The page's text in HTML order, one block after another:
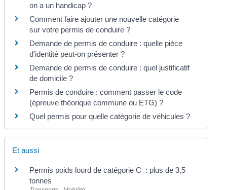
on a un handicap ?
Comment faire ajouter une nouvelle catégorie
sur votre permis de conduire ?
Demande de permis de conduire : quelle pièce
d'identité peut-on présenter ?
Demande de permis de conduire : quel justificatif
de domicile ?
Permis de conduire : comment passer le code
(épreuve théorique commune ou ETG) ?
Quel permis pour quelle catégorie de véhicules ?
Et aussi
Permis poids lourd de catégorie C : plus de 3,5
tonnes